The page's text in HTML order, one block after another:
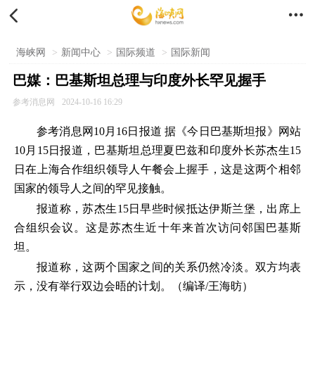
 
海峡网 > 新闻中心 > 国际频道 > 国际新闻
巴媒：巴基斯坦总理与印度外长罕见握手
参考消息网 2024-10-16 16:29
参考消息网10月16日报道 据《今日巴基斯坦报》网站
10月15日报道，巴基斯坦总理夏巴兹和印度外长苏杰生15
日在上海合作组织领导人午餐会上握手，这是这两个相邻
国家的领导人之间的罕见接触。
报道称，苏杰生15日早些时候抵达伊斯兰堡，出席上
合组织会议。这是苏杰生近十年来首次访问邻国巴基斯
坦。
报道称，这两个国家之间的关系仍然冷淡。双方均表
示，没有举行双边会晤的计划。（编译/王海昉）